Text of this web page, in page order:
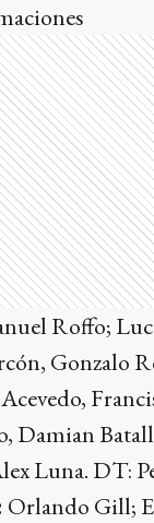
Roffo;
Gonzalo
Damian
Luna. DT:
Orlando Gill;